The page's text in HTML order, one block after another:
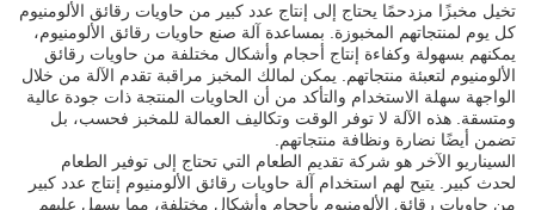
تخيل مخبزًا مزدحمًا يحتاج إلى إنتاج عدد كبير من حاويات رقائق الألومنيوم
كل يوم لمنتجاتهم المخبوزة. بمساعدة آلة صنع حاويات رقائق الألومنيوم،
يمكنهم بسهولة وكفاءة إنتاج أحجام وأشكال مختلفة من حاويات رقائق
الألومنيوم لتعبئة منتجاتهم. يمكن لمالك المخبز مراقبة تقدم الآلة من خلال
الواجهة سهلة الاستخدام والتأكد من أن الحاويات المنتجة ذات جودة عالية
ومتسقة. هذه الآلة لا توفر الوقت وتكاليف العمالة للمخبز فحسب، بل
تضمن أيضًا نضارة ونظافة منتجاتهم.
السيناريو الآخر هو شركة تقديم الطعام التي تحتاج إلى توفير الطعام
لحدث كبير. يتيح لهم استخدام آلة حاويات رقائق الألومنيوم إنتاج عدد كبير
من حاويات رقائق الألومنيوم بأحجام وأشكال مختلفة، مما يسهل عليهم